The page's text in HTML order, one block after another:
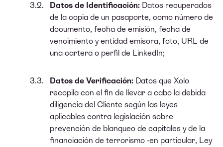
Datos de Identificación: Datos recuperados
de la copia de un pasaporte, como número de
documento, fecha de emisión, fecha de
vencimiento y entidad emisora, foto, URL de
una cartera o perfil de LinkedIn;
Datos de Verificación: Datos que Xolo
recopila con el fin de llevar a cabo la debida
diligencia del Cliente según las leyes
aplicables contra legislación sobre
prevención de blanqueo de capitales y de la
financiación de terrorismo -en particular, Ley